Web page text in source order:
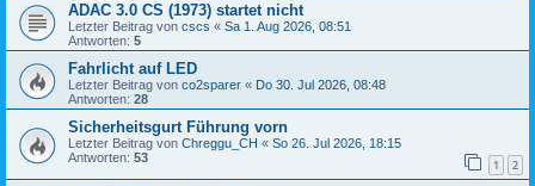
ADAC 3.0 CS (1973) startet nicht
Letzter Beitrag von cscs « Sa 1. Aug 2026, 08:51
Antworten: 5
Fahrlicht auf LED
Letzter Beitrag von co2sparer « Do 30. Jul 2026, 08:48
Antworten: 28
Sicherheitsgurt Führung vorn
Letzter Beitrag von Chreggu_CH « So 26. Jul 2026, 18:15
Antworten: 53 1 2